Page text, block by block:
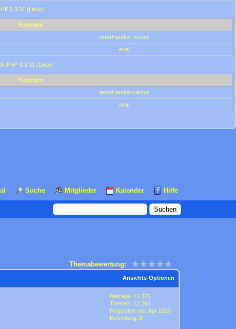
8.3.31 (Linux)
Function
errorHandler->error
eval
PHP 8.3.31 (Linux)
Function
errorHandler->error
eval
Suche Mitglieder Kalender Hilfe
Themabewertung:
Ansichts-Optionen
Beiträge: 12.325
Themen: 12.296
Registriert seit: Apr 2023
Bewertung:0